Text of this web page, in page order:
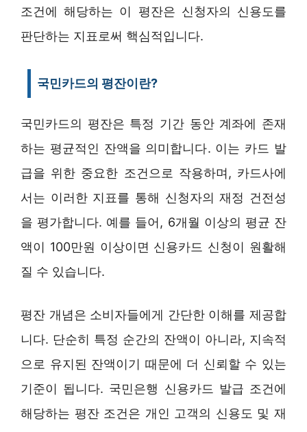
조건에 해당하는 이 평잔은 신청자의 신용도를
판단하는 지표로써 핵심적입니다.
국민카드의 평잔이란?
국민카드의 평잔은 특정 기간 동안 계좌에 존재
하는 평균적인 잔액을 의미합니다. 이는 카드 발
급을 위한 중요한 조건으로 작용하며, 카드사에
서는 이러한 지표를 통해 신청자의 재정 건전성
을 평가합니다. 예를 들어, 6개월 이상의 평균 잔
액이 100만원 이상이면 신용카드 신청이 원활해
질 수 있습니다.
평잔 개념은 소비자들에게 간단한 이해를 제공합
니다. 단순히 특정 순간의 잔액이 아니라, 지속적
으로 유지된 잔액이기 때문에 더 신뢰할 수 있는
기준이 됩니다. 국민은행 신용카드 발급 조건에
해당하는 평잔 조건은 개인 고객의 신용도 및 재